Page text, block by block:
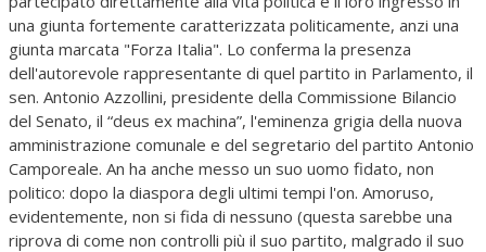
una giunta fortemente caratterizzata politicamente, anzi una
giunta marcata "Forza Italia". Lo conferma la presenza
dell'autorevole rappresentante di quel partito in Parlamento, il
sen. Antonio Azzollini, presidente della Commissione Bilancio
del Senato, il “deus ex machina”, l'eminenza grigia della nuova
amministrazione comunale e del segretario del partito Antonio
Camporeale. An ha anche messo un suo uomo fidato, non
politico: dopo la diaspora degli ultimi tempi l'on. Amoruso,
evidentemente, non si fida di nessuno (questa sarebbe una
riprova di come non controlli più il suo partito, malgrado il suo